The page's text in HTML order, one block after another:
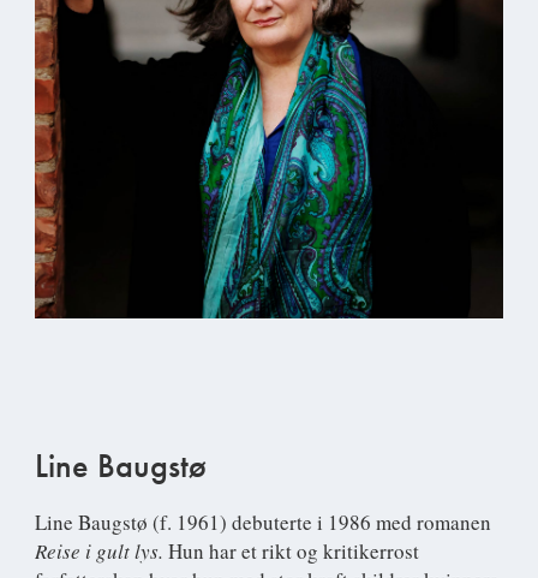
Line Baugstø
Line Baugstø (f. 1961) debuterte i 1986 med romanen
Reise i gult lys. Hun har et rikt og kritikerrost